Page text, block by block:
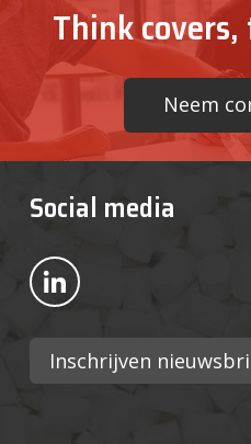
Think
Neem
Social media
Bekijk ons op LinkedIn
Inschrijven